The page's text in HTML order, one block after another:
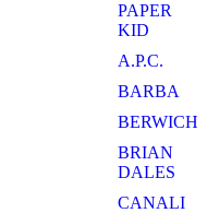
PAPER
KID
A.P.C.
BARBA
BERWICH
BRIAN
DALES
CANALI